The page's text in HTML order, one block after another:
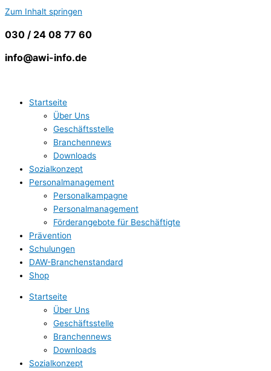
Zum Inhalt springen
030 / 24 08 77 60
info@awi-info.de
Startseite
Über Uns
Geschäftsstelle
Branchennews
Downloads
Sozialkonzept
Personalmanagement
Personalkampagne
Personalmanagement
Förderangebote für Beschäftigte
Prävention
Schulungen
DAW-Branchenstandard
Shop
Startseite
Über Uns
Geschäftsstelle
Branchennews
Downloads
Sozialkonzept